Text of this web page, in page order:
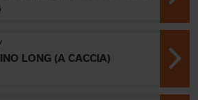
LONG (A CACCIA)